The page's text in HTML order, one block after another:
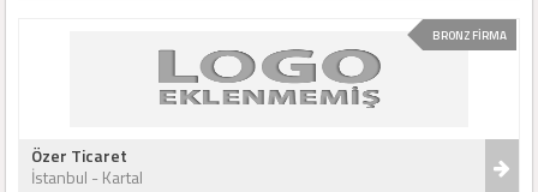
BRONZ FİRMA
Özer Ticaret
İstanbul - Kartal